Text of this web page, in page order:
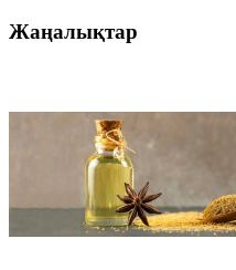
Жаңалықтар